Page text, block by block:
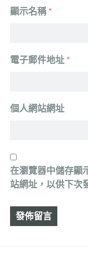
顯示名稱*
電子郵件地址 *
個人網站網址
在瀏覽器中儲存顯
站網址，以供下次